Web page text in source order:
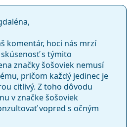
komentár, hoci nás mrzí
s týmito
značky šošoviek nemusí
pričom každý jedinec je
citlivý. Z toho dôvodu
v značke šošoviek
vopred s očným